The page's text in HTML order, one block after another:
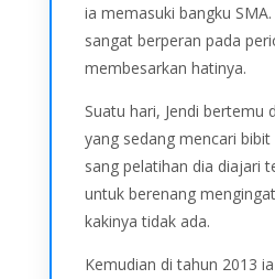
ia memasuki bangku
sangat berperan pada
membesarkan hatinya.
Suatu hari, Jendi bertemu
yang sedang mencari
sang pelatihan dia diajari
untuk berenang
kakinya tidak ada.
Kemudian di tahun 2013